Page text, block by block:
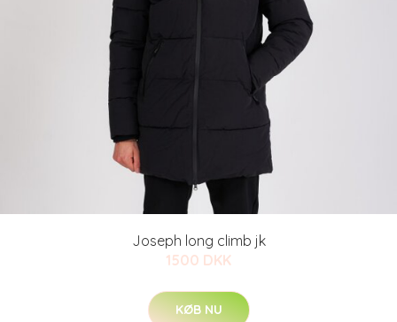
Joseph long climb jk
1500 DKK
KØB NU